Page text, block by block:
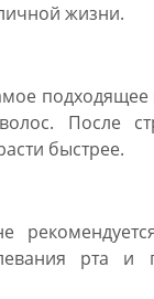
жизни.
подходящее
После
быстрее.
рта и